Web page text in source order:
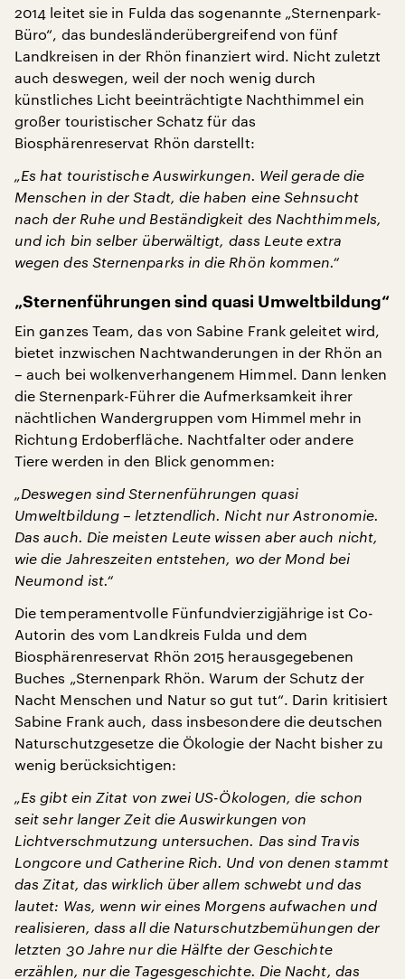
2014 leitet sie in Fulda das sogenannte „Sternenpark-
Büro“, das bundesländerübergreifend von fünf
Landkreisen in der Rhön finanziert wird. Nicht zuletzt
auch deswegen, weil der noch wenig durch
künstliches Licht beeinträchtigte Nachthimmel ein
großer touristischer Schatz für das
Biosphärenreservat Rhön darstellt:
„Es hat touristische Auswirkungen. Weil gerade die
Menschen in der Stadt, die haben eine Sehnsucht
nach der Ruhe und Beständigkeit des Nachthimmels,
und ich bin selber überwältigt, dass Leute extra
wegen des Sternenparks in die Rhön kommen.“
„Sternenführungen sind quasi Umweltbildung“
Ein ganzes Team, das von Sabine Frank geleitet wird,
bietet inzwischen Nachtwanderungen in der Rhön an
– auch bei wolkenverhangenem Himmel. Dann lenken
die Sternenpark-Führer die Aufmerksamkeit ihrer
nächtlichen Wandergruppen vom Himmel mehr in
Richtung Erdoberfläche. Nachtfalter oder andere
Tiere werden in den Blick genommen:
„Deswegen sind Sternenführungen quasi
Umweltbildung – letztendlich. Nicht nur Astronomie.
Das auch. Die meisten Leute wissen aber auch nicht,
wie die Jahreszeiten entstehen, wo der Mond bei
Neumond ist.“
Die temperamentvolle Fünfundvierzigjährige ist Co-
Autorin des vom Landkreis Fulda und dem
Biosphärenreservat Rhön 2015 herausgegebenen
Buches „Sternenpark Rhön. Warum der Schutz der
Nacht Menschen und Natur so gut tut“. Darin kritisiert
Sabine Frank auch, dass insbesondere die deutschen
Naturschutzgesetze die Ökologie der Nacht bisher zu
wenig berücksichtigen:
„Es gibt ein Zitat von zwei US-Ökologen, die schon
seit sehr langer Zeit die Auswirkungen von
Lichtverschmutzung untersuchen. Das sind Travis
Longcore und Catherine Rich. Und von denen stammt
das Zitat, das wirklich über allem schwebt und das
lautet: Was, wenn wir eines Morgens aufwachen und
realisieren, dass all die Naturschutzbemühungen der
letzten 30 Jahre nur die Hälfte der Geschichte
erzählen, nur die Tagesgeschichte. Die Nacht, das